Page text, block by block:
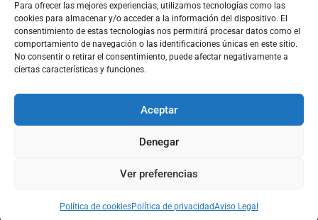
Para ofrecer las mejores experiencias, utilizamos tecnologías como las
cookies para almacenar y/o acceder a la información del dispositivo. El
consentimiento de estas tecnologías nos permitirá procesar datos como el
comportamiento de navegación o las identificaciones únicas en este sitio.
No consentir o retirar el consentimiento, puede afectar negativamente a
ciertas características y funciones.
Aceptar
Denegar
Ver preferencias
Política de cookiesPolítica de privacidadAviso Legal
Linkedin Instagram
derechos reservados